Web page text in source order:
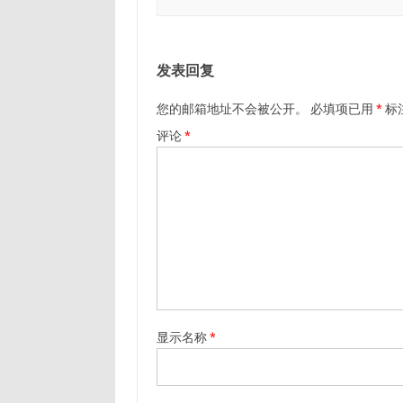
发表回复
您的邮箱地址不会被公开。 必填项已用 * 标
评论*
显示名称*